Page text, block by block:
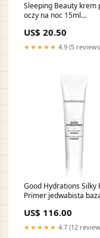
Sleeping Beauty krem
oczy na noc 15ml
US$ 20.50
★★★★★ 4.9 (5
Good Hydrations Silky
Primer jedwabista
ochrona przed słońcem
US$ 116.00
★★★★★ 4.7 (12